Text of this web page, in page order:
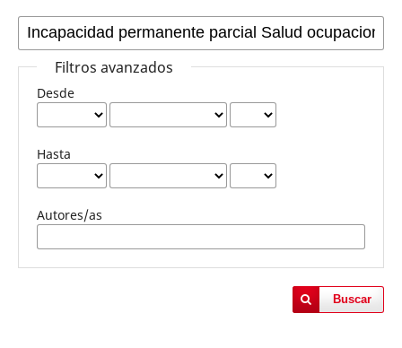
Filtros avanzados
Desde
Hasta
Autores/as
Buscar